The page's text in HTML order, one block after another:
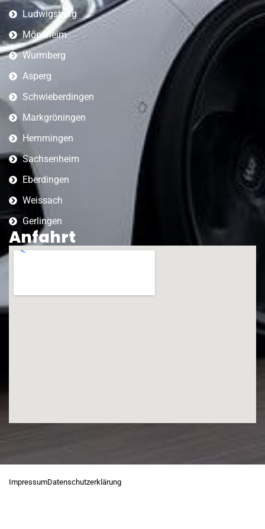
Ludwigsburg
Mönsheim
Wurmberg
Asperg
Schwieberdingen
Markgröningen
Hemmingen
Sachsenheim
Eberdingen
Weissach
Gerlingen
Anfahrt
ImpressumDatenschutzerklärung